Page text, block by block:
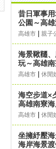
昔日軍事
公園～高
高雄市 親子
海景鞦韆
玩～高雄
高雄市 休閒
海空步道×
高雄南寮
高雄市 休閒
坐擁紓壓
海岸海景